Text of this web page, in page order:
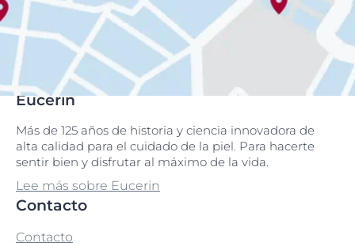
Eucerin
Más de 125 años de historia y ciencia innovadora de
alta calidad para el cuidado de la piel. Para hacerte
sentir bien y disfrutar al máximo de la vida.
Lee más sobre Eucerin
Contacto
Contacto